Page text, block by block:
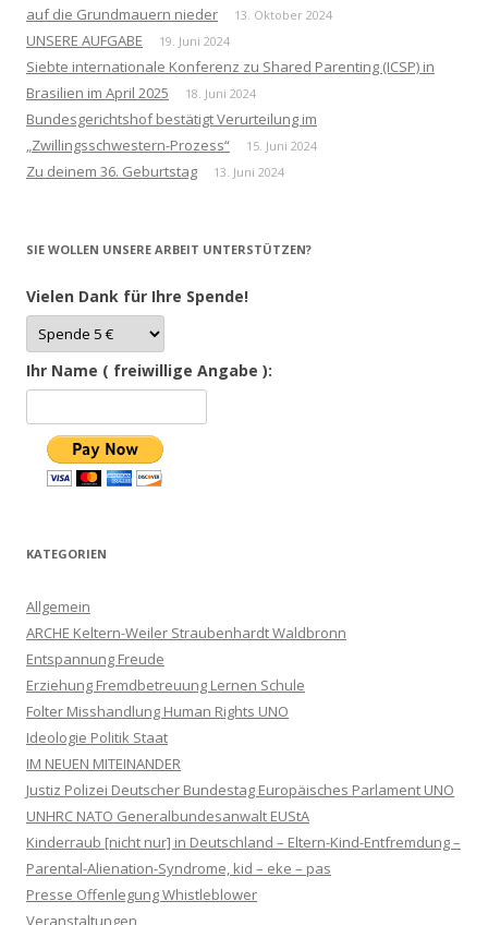
auf die Grundmauern nieder
13. Oktober 2024
UNSERE AUFGABE 19. Juni 2024
Siebte internationale Konferenz zu Shared Parenting (ICSP) in
Brasilien im April 2025
18. Juni 2024
Bundesgerichtshof bestätigt Verurteilung im
„Zwillingsschwestern-Prozess“
15. Juni 2024
Zu deinem 36. Geburtstag 13. Juni 2024
SIE WOLLEN UNSERE ARBEIT UNTERSTÜTZEN?
Vielen Dank für Ihre Spende!
Ihr Name ( freiwillige Angabe ):
KATEGORIEN
Allgemein
ARCHE Keltern-Weiler Straubenhardt Waldbronn
Entspannung Freude
Erziehung Fremdbetreuung Lernen Schule
Folter Misshandlung Human Rights UNO
Ideologie Politik Staat
IM NEUEN MITEINANDER
Justiz Polizei Deutscher Bundestag Europäisches Parlament UNO
UNHRC NATO Generalbundesanwalt EUStA
Kinderraub [nicht nur] in Deutschland – Eltern-Kind-Entfremdung –
Parental-Alienation-Syndrome, kid – eke – pas
Presse Offenlegung Whistleblower
Veranstaltungen